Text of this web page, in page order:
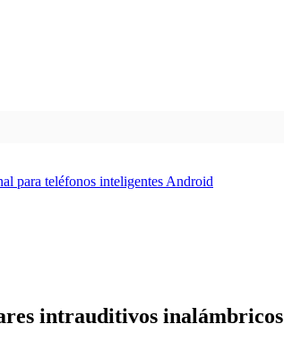
para teléfonos inteligentes Android
intrauditivos inalámbricos